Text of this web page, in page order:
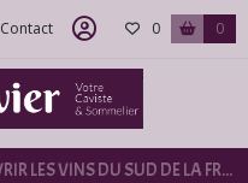
Contact 0 0
*** LE CAVISTE QUI VOUS FAIT DÉCOUVRIR LES VINS DU SUD DE LA FRANCE ***